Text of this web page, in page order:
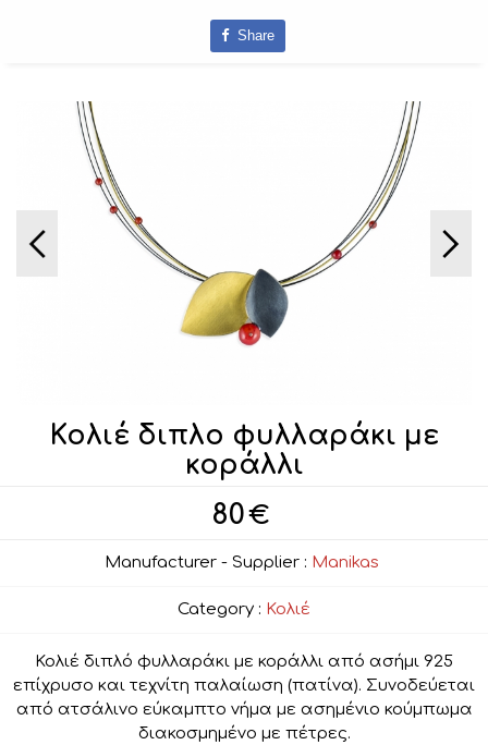
Share
Κολιέ διπλο φυλλαράκι με
κοράλλι
80€
Manufacturer - Supplier : Manikas
Category : Κολιέ
Κολιέ διπλό φυλλαράκι με κοράλλι από ασήμι 925
επίχρυσο και τεχνίτη παλαίωση (πατίνα). Συνοδεύεται
από ατσάλινο εύκαμπτο νήμα με ασημένιο κούμπωμα
διακοσμημένο με πέτρες.